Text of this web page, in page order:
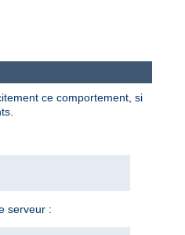
ce comportement, si
serveur :